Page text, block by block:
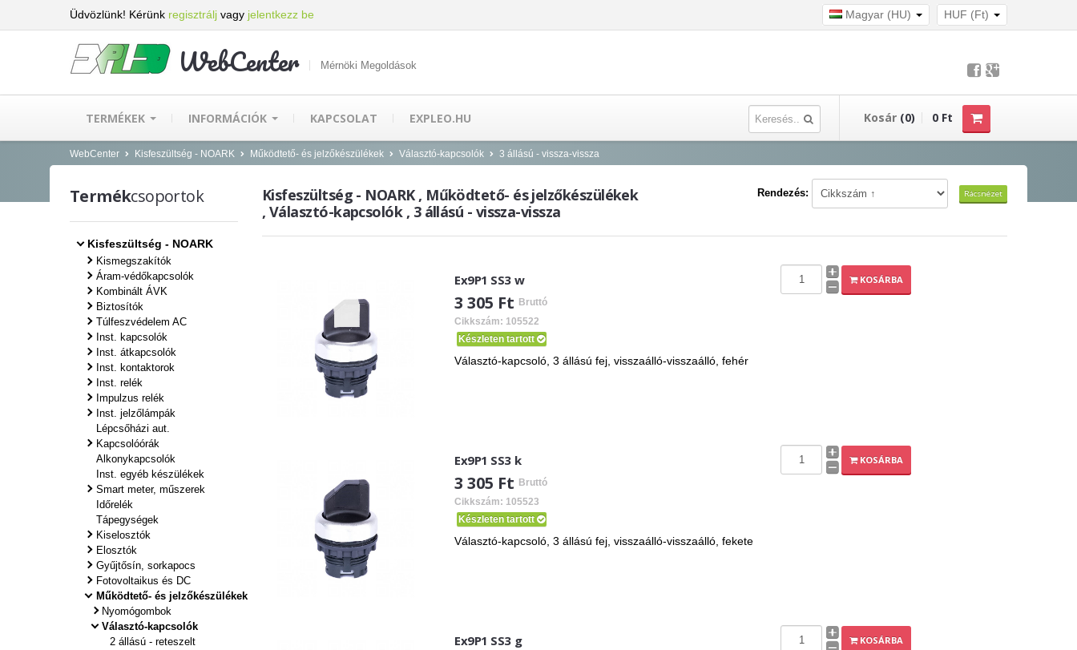
Üdvözlünk! Kérünk regisztrálj vagy jelentkezz be Magyar (HU) HUF (Ft)
WebCenter Mérnöki Megoldások
TERMÉKEK INFORMÁCIÓK KAPCSOLAT EXPLEO.HU Kosár (0) 0 Ft
WebCenter Kisfeszültség - NOARK Működtető- és jelzőkészülékek Választó-kapcsolók 3 állású - vissza-vissza
Termékcsoportok
Kisfeszültség - NOARK
Kismegszakítók
Áram-védőkapcsolók
Kombinált ÁVK
Biztosítók
Túlfeszvédelem AC
Inst. kapcsolók
Inst. átkapcsolók
Inst. kontaktorok
Inst. relék
Impulzus relék
Inst. jelzőlámpák
Lépcsőházi aut.
Kapcsolóórák
Alkonykapcsolók
Inst. egyéb készülékek
Smart meter, műszerek
Időrelék
Tápegységek
Kiselosztók
Elosztók
Gyűjtősín, sorkapocs
Fotovoltaikus és DC
Működtető- és jelzőkészülékek
Nyomógombok
Választó-kapcsolók
2 állású - reteszelt
Kisfeszültség - NOARK , Működtető- és jelzőkészülékek
, Választó-kapcsolók , 3 állású - vissza-vissza
Rendezés: Rácsnézet
Ex9P1 SS3 w
3 305 Ft Bruttó
Cikkszám: 105522
Készleten tartott
KOSÁRBA
Választó-kapcsoló, 3 állású fej, visszaálló-visszaálló, fehér
Ex9P1 SS3 k
3 305 Ft Bruttó
Cikkszám: 105523
Készleten tartott
KOSÁRBA
Választó-kapcsoló, 3 állású fej, visszaálló-visszaálló, fekete
Ex9P1 SS3 g KOSÁRBA